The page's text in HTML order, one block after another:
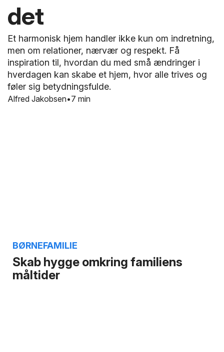
det
7 min
Et harmonisk hjem handler ikke kun om indretning,
men om relationer, nærvær og respekt. Få
inspiration til, hvordan du med små ændringer i
hverdagen kan skabe et hjem, hvor alle trives og
føler sig betydningsfulde.
Alfred Jakobsen
Skab hygge omkring familiens
måltider
BØRNEFAMILIE